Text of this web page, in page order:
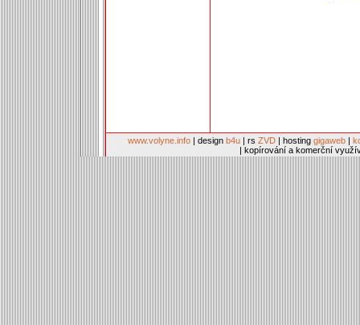
www.volyne.info | design b4u | rs ZVD | hosting gigaweb |
| kopírování a komerční